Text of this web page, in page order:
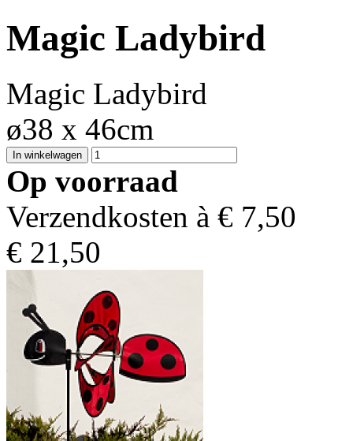
Magic Ladybird
Magic Ladybird
ø38 x 46cm
Op voorraad
Verzendkosten à € 7,50
€ 21,50